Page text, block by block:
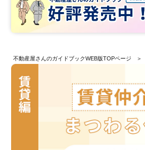
不動産屋さんのガイドブックWEB版TOPページ